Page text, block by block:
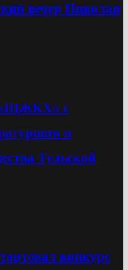
вечер Николая
«ЩЖКХ» с
и
Тульской
конкурс